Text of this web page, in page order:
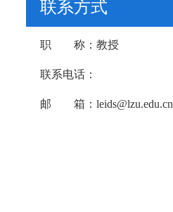
联系方式
职 称： 教授
联系电话：
邮 箱： leids@lzu.edu.cn